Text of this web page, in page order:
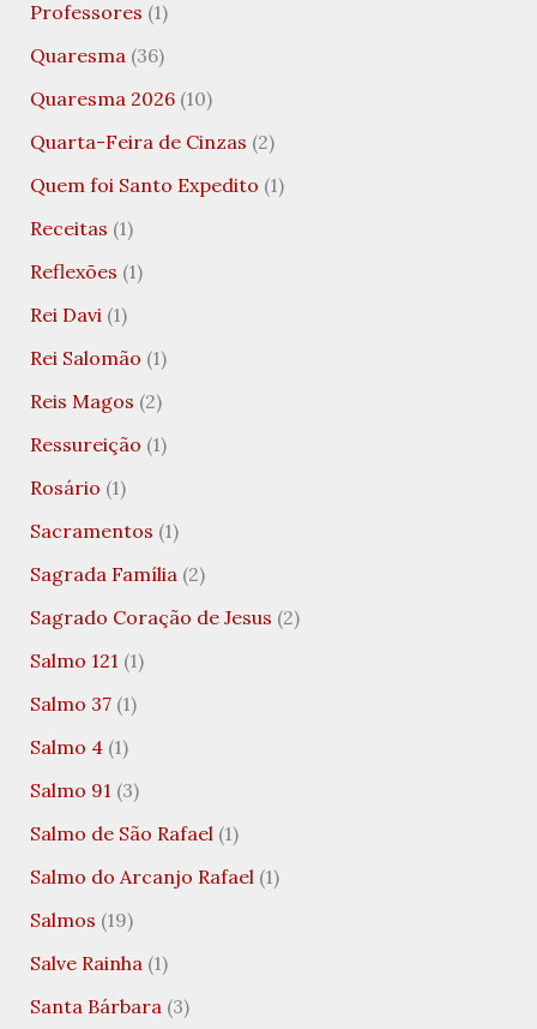
Professores (1)
Quaresma (36)
Quaresma 2026(10)
Quarta-Feira de Cinzas (2)
Quem foi Santo Expedito (1)
Receitas (1)
Reflexões (1)
Rei Davi (1)
Rei Salomão (1)
Reis Magos (2)
Ressureição (1)
Rosário (1)
Sacramentos (1)
Sagrada Família (2)
Sagrado Coração de Jesus (2)
Salmo 121 (1)
Salmo 37(1)
Salmo 4(1)
Salmo 91 (3)
Salmo de São Rafael (1)
Salmo do Arcanjo Rafael (1)
Salmos (19)
Salve Rainha (1)
Santa Bárbara (3)